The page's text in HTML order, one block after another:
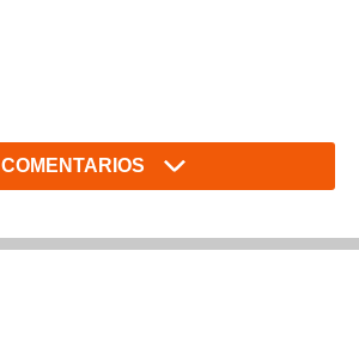
COMENTARIOS